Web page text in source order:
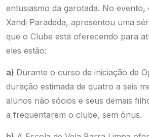
entusiasmo da garotada. No
Xandi Paradeda, apresentou uma
que o Clube está oferecendo para
eles estão:
a) Durante o curso de iniciação de
duração estimada de quatro a seis
alunos não sócios e seus demais
a frequentarem o clube, sem ônus.